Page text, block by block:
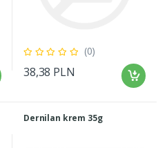
(0)
38,38 PLN
Dernilan krem 35g